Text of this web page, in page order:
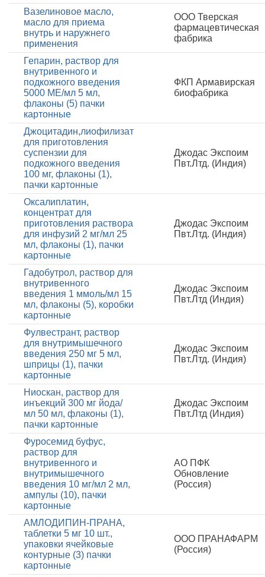
Вазелиновое масло,
масло для приема
внутрь и наружнего
применения
ООО Тверская
фармацевтическая
фабрика
Гепарин, раствор для
внутривенного и
подкожного введения
5000 МЕ/мл 5 мл,
флаконы (5) пачки
картонные
ФКП Армавирская
биофабрика
Джоцитадин,лиофилизат
для приготовления
суспензии для
подкожного введения
100 мг, флаконы (1),
пачки картонные
Джодас Экспоим
Пвт.Лтд. (Индия)
Оксалиплатин,
концентрат для
приготовления раствора
для инфузий 2 мг/мл 25
мл, флаконы (1), пачки
картонные
Джодас Экспоим
Пвт.Лтд. (Индия)
Гадобутрол, раствор для
внутривенного
введения 1 ммоль/мл 15
мл, флаконы (5), коробки
картонные
Джодас Экспоим
Пвт.Лтд (Индия)
Фулвестрант, раствор
для внутримышечного
введения 250 мг 5 мл,
шприцы (1), пачки
картонные
Джодас Экспоим
Пвт.Лтд. (Индия)
Ниоскан, раствор для
инъекций 300 мг йода/
мл 50 мл, флаконы (1),
пачки картонные
Джодас Экспоим
Пвт.Лтд (Индия)
Фуросемид буфус,
раствор для
внутривенного и
внутримышечного
введения 10 мг/мл 2 мл,
ампулы (10), пачки
картонные
АО ПФК
Обновление
(Россия)
АМЛОДИПИН-ПРАНА,
таблетки 5 мг 10 шт.,
упаковки ячейковые
контурные (3) пачки
картонные
ООО ПРАНАФАРМ
(Россия)